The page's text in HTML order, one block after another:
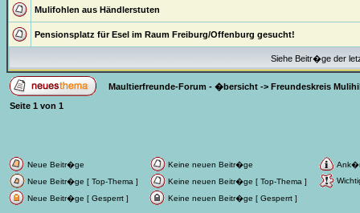
Mulifohlen aus Händlerstuten
Pensionsplatz für Esel im Raum Freiburg/Offenburg gesucht!
Siehe Beitr�ge der
Maultierfreunde-Forum - �bersicht -> Freundeskreis
Seite 1 von 1
Neue Beitr�ge Keine neuen Beitr�ge
Neue Beitr�ge [ Top-Thema ]
Keine neuen Beitr�ge [ Top-Thema ]
Neue Beitr�ge [ Gesperrt ]
Keine neuen Beitr�ge [ Gesperrt ]